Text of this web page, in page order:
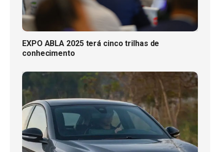
EXPO ABLA 2025 terá cinco trilhas de
conhecimento